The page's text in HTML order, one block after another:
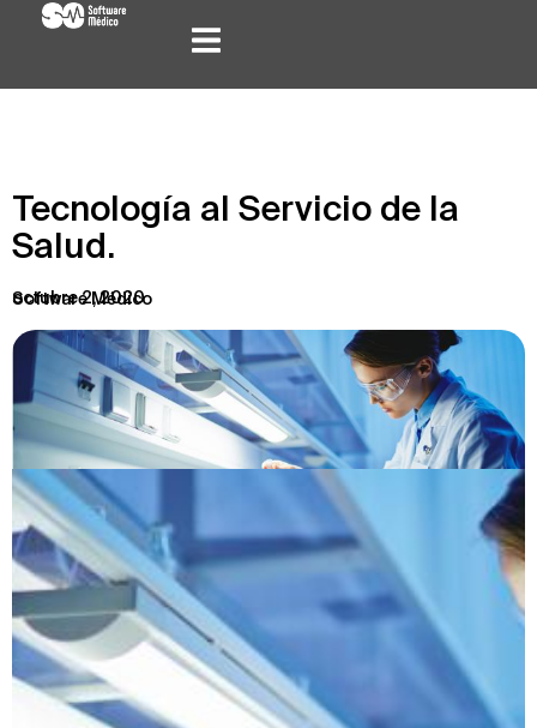
Tecnología al Servicio de la
Salud.
octubre 2, 2020
Software Médico